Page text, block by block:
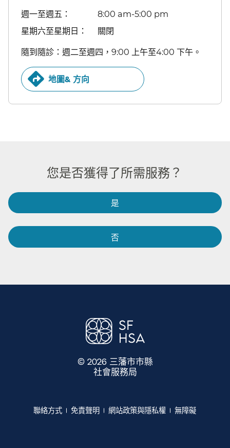
週一至週五：​​
8:00 am-5:00 pm​​
星期六至星期日：​​
關閉​​
隨到隨診：週二至週四，9:00 上午至4:00 下午。​​
地圖& 方向​​
您是否獲得了所需服務？​​
是​​
否​​
© 2026 三藩市市縣
社會服務局
聯絡方式​​ 免責聲明​​ 網站政策與隱私權​​ 無障礙​​